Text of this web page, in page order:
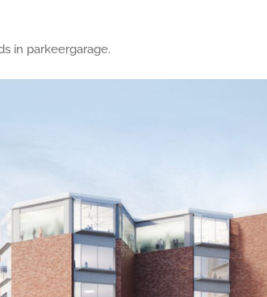
in parkeergarage.